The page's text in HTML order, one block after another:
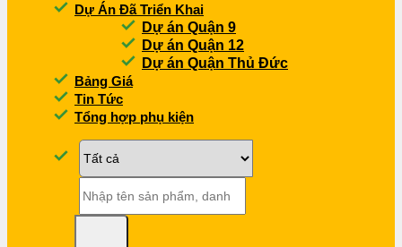
Dự Án Đã Triển Khai
Dự án Quận 9
Dự án Quận 12
Dự án Quận Thủ Đức
Bảng Giá
Tin Tức
Tổng hợp phụ kiện
kiếm: